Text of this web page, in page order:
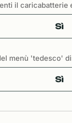
il caricabatterie
Sì
menù 'tedesco'
Sì